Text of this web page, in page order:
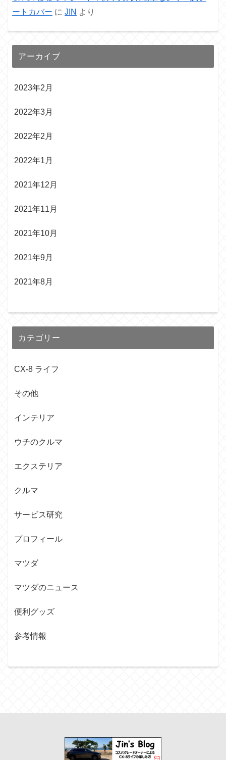
ートカバー に JIN より
アーカイブ
2023年2月
2022年3月
2022年2月
2022年1月
2021年12月
2021年11月
2021年10月
2021年9月
2021年8月
カテゴリー
CX-8 ライフ
その他
インテリア
ウチのクルマ
エクステリア
クルマ
サービス研究
プロフィール
マツダ
マツダのニュース
便利グッズ
参考情報